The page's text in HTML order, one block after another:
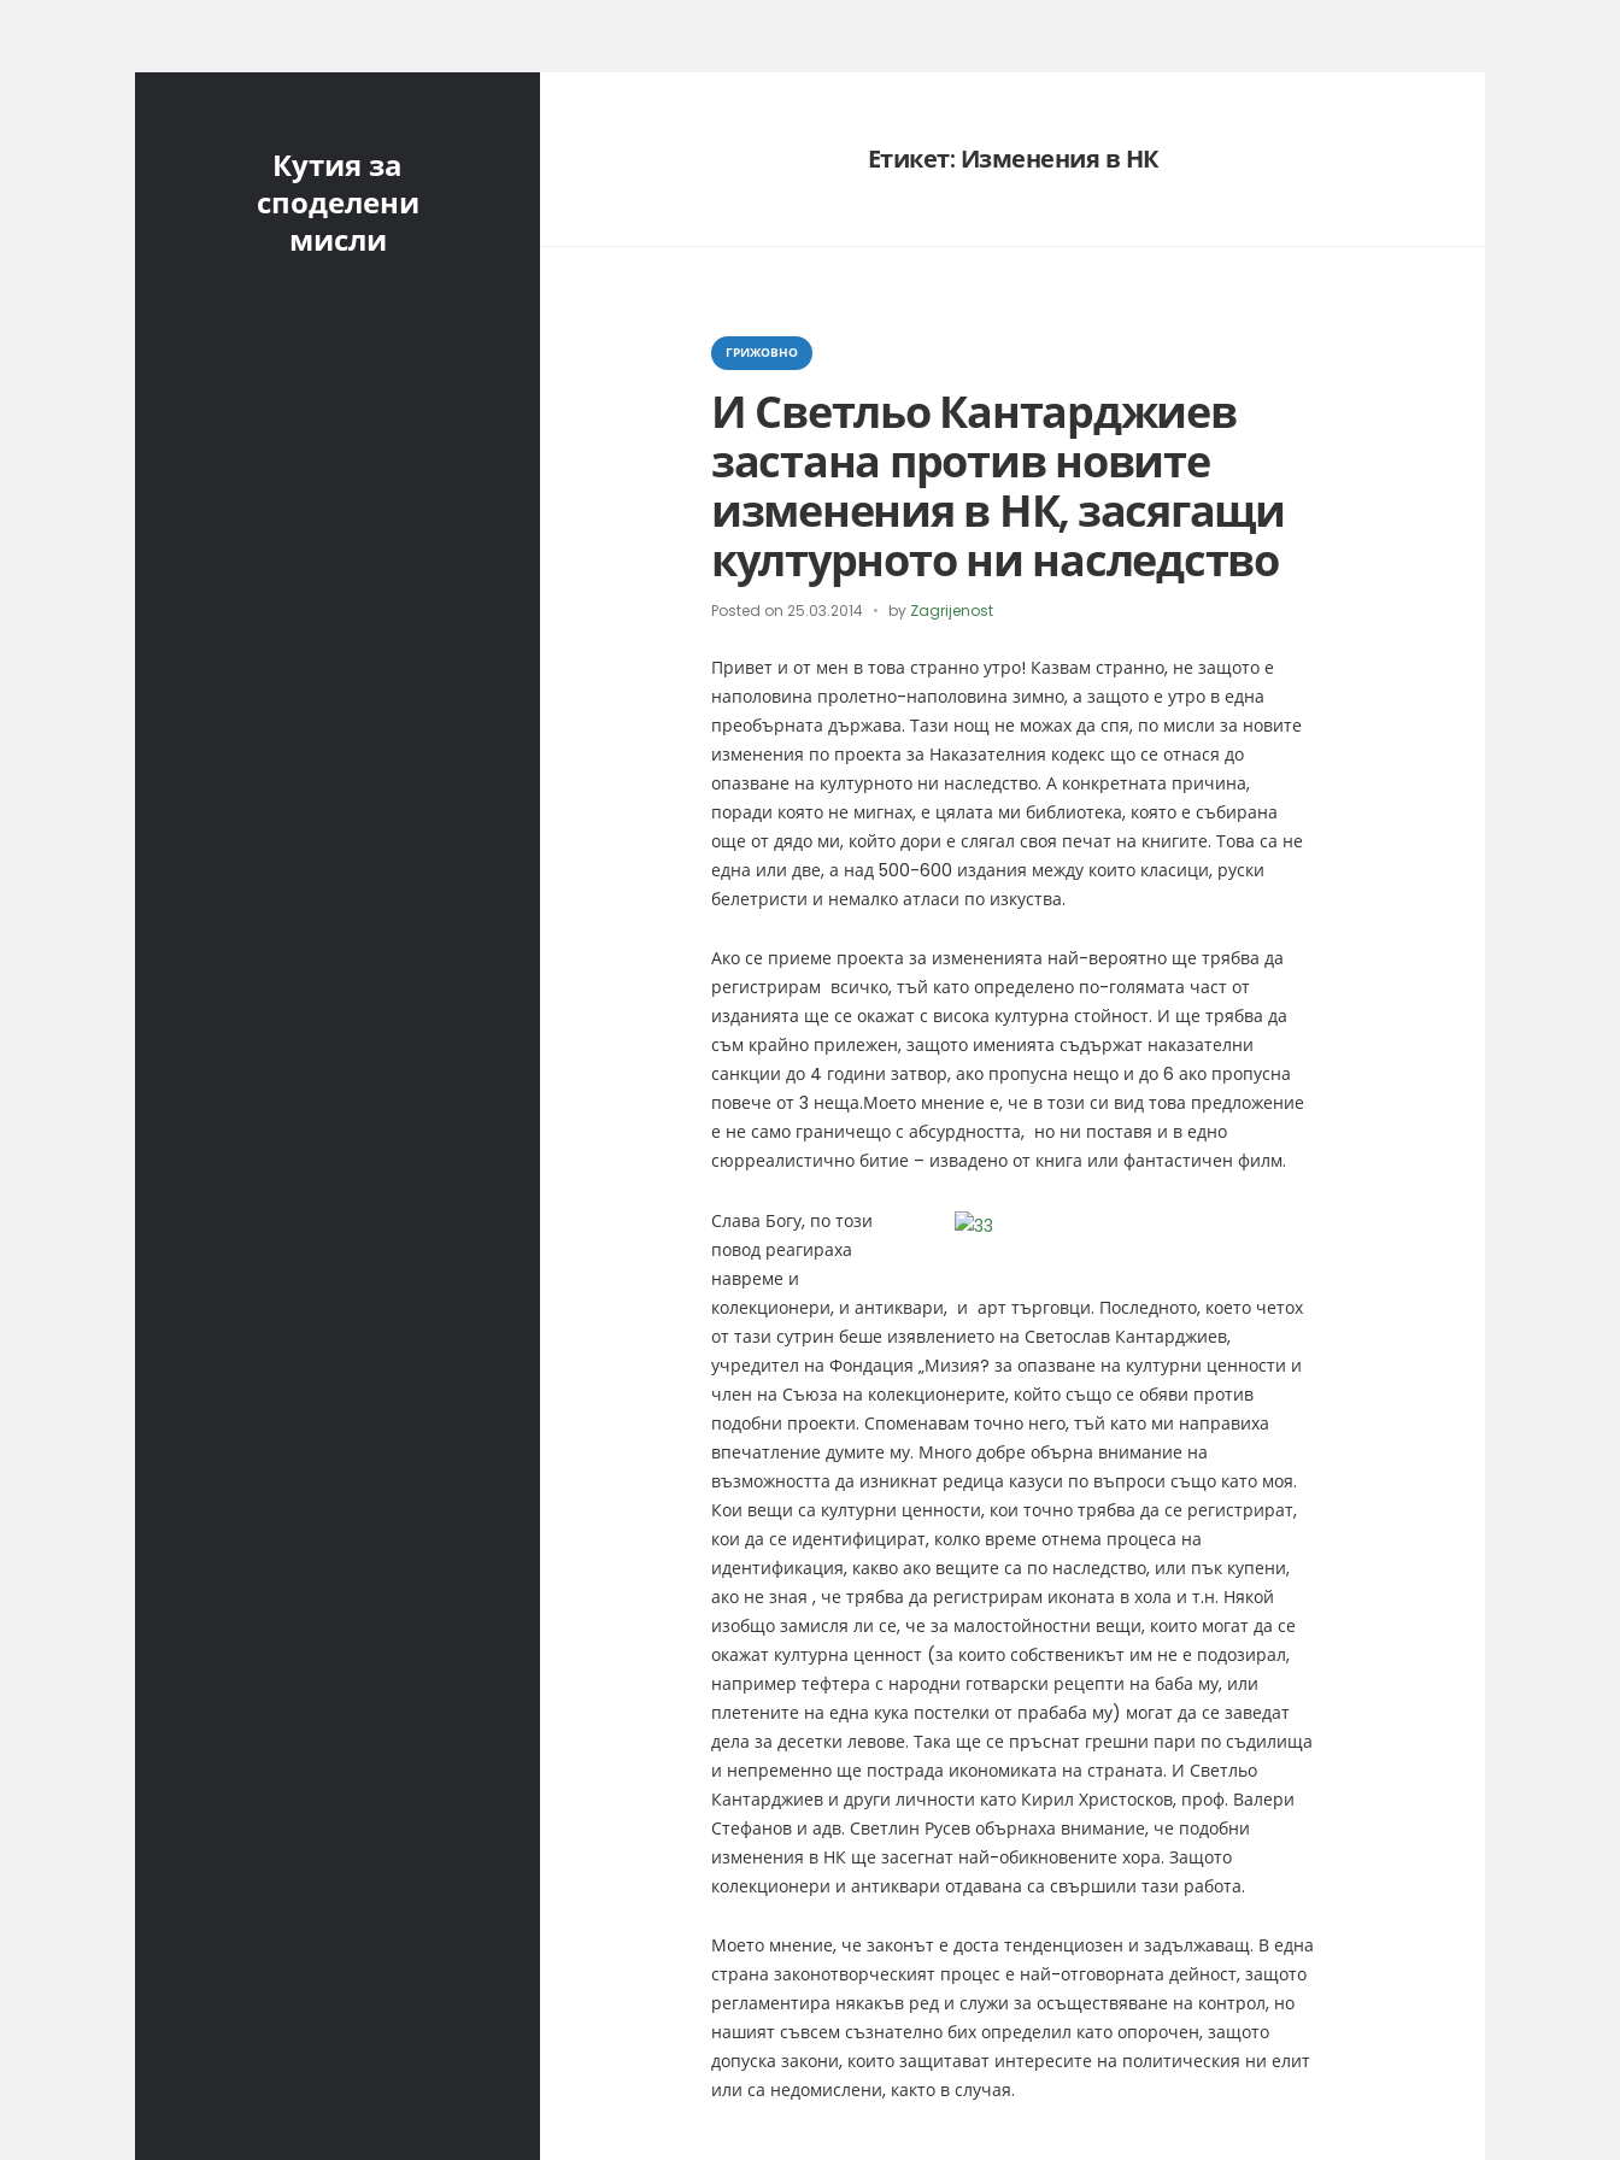
Кутия за
споделени
мисли
Етикет: Изменения в НК
Categories
ГРИЖОВНО
И Светльо Кантарджиев
застана против новите
изменения в НК, засягащи
културното ни наследство
Posted on 25.03.2014 by Zagrijenost
Привет и от мен в това странно утро! Казвам странно, не защото е
наполовина пролетно-наполовина зимно, а защото е утро в една
преобърната държава. Тази нощ не можах да спя, по мисли за новите
изменения по проекта за Наказателния кодекс що се отнася до
опазване на културното ни наследство. А конкретната причина,
поради която не мигнах, е цялата ми библиотека, която е събирана
още от дядо ми, който дори е слягал своя печат на книгите. Това са не
една или две, а над 500-600 издания между които класици, руски
белетристи и немалко атласи по изкуства.
Ако се приеме проекта за измененията най-вероятно ще трябва да
регистрирам всичко, тъй като определено по-голямата част от
изданията ще се окажат с висока културна стойност. И ще трябва да
съм крайно прилежен, защото именията съдържат наказателни
санкции до 4 години затвор, ако пропусна нещо и до 6 ако пропусна
повече от 3 неща.Моето мнение е, че в този си вид това предложение
е не само граничещо с абсурдността, но ни поставя и в едно
сюрреалистично битие – извадено от книга или фантастичен филм.
Слава Богу, по този
повод реагираха
навреме и
колекционери, и антиквари, и арт търговци. Последното, което четох
от тази сутрин беше изявлението на Светослав Кантарджиев,
учредител на Фондация „Мизия? за опазване на културни ценности и
член на Съюза на колекционерите, който също се обяви против
подобни проекти. Споменавам точно него, тъй като ми направиха
впечатление думите му. Много добре обърна внимание на
възможността да изникнат редица казуси по въпроси също като моя.
Кои вещи са културни ценности, кои точно трябва да се регистрират,
кои да се идентифицират, колко време отнема процеса на
идентификация, какво ако вещите са по наследство, или пък купени,
ако не зная , че трябва да регистрирам иконата в хола и т.н. Някой
изобщо замисля ли се, че за малостойностни вещи, които могат да се
окажат културна ценност (за които собственикът им не е подозирал,
например тефтера с народни готварски рецепти на баба му, или
плетените на една кука постелки от прабаба му) могат да се заведат
дела за десетки левове. Така ще се пръснат грешни пари по съдилища
и непременно ще пострада икономиката на страната. И Светльо
Кантарджиев и други личности като Кирил Христосков, проф. Валери
Стефанов и адв. Светлин Русев обърнаха внимание, че подобни
изменения в НК ще засегнат най-обикновените хора. Защото
колекционери и антиквари отдавана са свършили тази работа.
Моето мнение, че законът е доста тенденциозен и задължаващ. В една
страна законотворческият процес е най-отговорната дейност, защото
регламентира някакъв ред и служи за осъществяване на контрол, но
нашият съвсем съзнателно бих определил като опорочен, защото
допуска закони, които защитават интересите на политическия ни елит
или са недомислени, както в случая.